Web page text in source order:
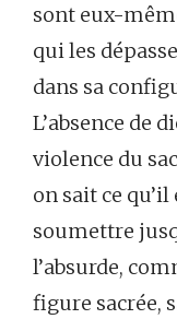
sont eux-
qui les
dans sa
L’absence de
violence du
on sait ce
soumettre
l’absurde,
figure sacrée,